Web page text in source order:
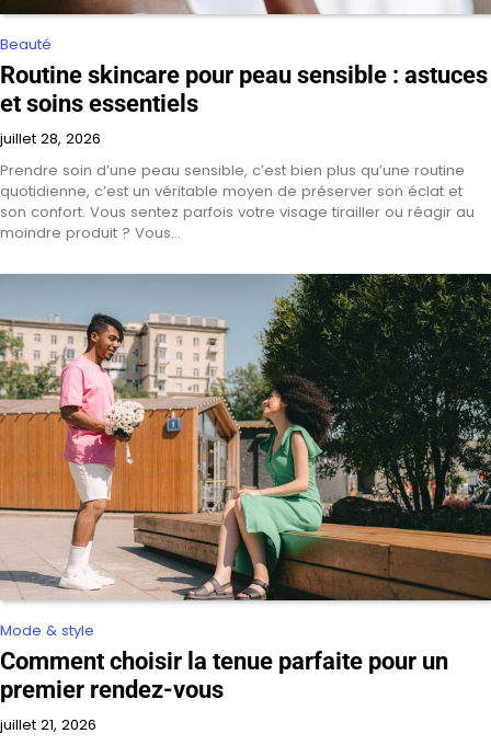
Beauté
Routine skincare pour peau sensible : astuces
et soins essentiels
juillet 28, 2026
Prendre soin d’une peau sensible, c’est bien plus qu’une routine
quotidienne, c’est un véritable moyen de préserver son éclat et
son confort. Vous sentez parfois votre visage tirailler ou réagir au
moindre produit ? Vous…
Mode & style
Comment choisir la tenue parfaite pour un
premier rendez-vous
juillet 21, 2026